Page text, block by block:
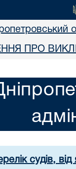
ПРО
судів,